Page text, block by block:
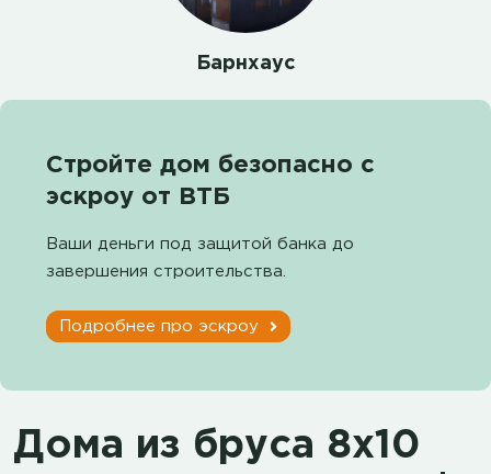
Барнхаус
Стройте дом безопасно с
эскроу от ВТБ
Ваши деньги под защитой банка до
завершения строительства.
Подробнее про эскроу
Дома из бруса 8х10